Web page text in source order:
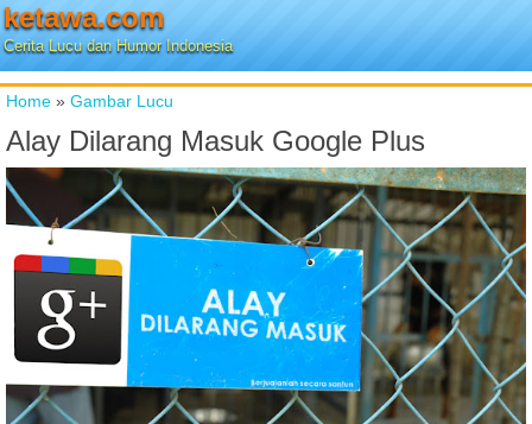
ketawa.com
Cerita Lucu dan Humor Indonesia
Home » Gambar Lucu
Alay Dilarang Masuk Google Plus